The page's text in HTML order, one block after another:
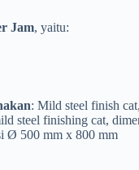
Jam, yaitu:
: Mild steel finish
steel finishing cat,
Ø 500 mm x 800 mm